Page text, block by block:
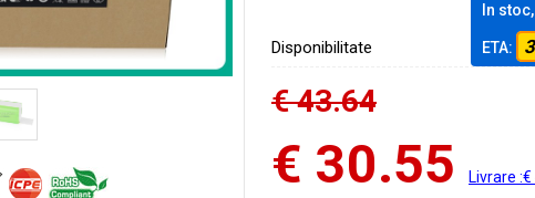
Disponibilitate
In
ETA:
€ 43.64
€ 30.55 Livrare :€